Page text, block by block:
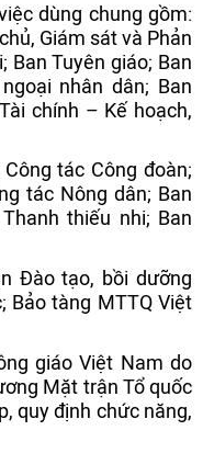
dùng chung gồm:
Giám sát và Phản
Ban Tuyên giáo; Ban
nhân dân; Ban
chính – Kế hoạch,
tác Công đoàn;
tác Nông dân; Ban
thiếu nhi; Ban
Đào tạo, bồi dưỡng
Bảo tàng MTTQ Việt
giáo Việt Nam do
Mặt trận Tổ quốc
quy định chức năng,